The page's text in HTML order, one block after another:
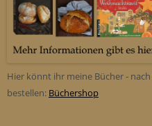
Hier könnt ihr meine Bücher -
bestellen: Büchershop